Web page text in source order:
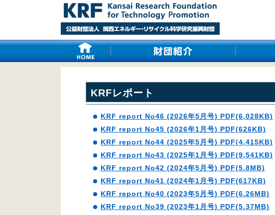
KRFレポート
KRF report No46 (2026年5月号) PDF(6,028KB)
KRF report No45 (2026年1月号) PDF(626KB)
KRF report No44 (2025年5月号) PDF(4,415KB)
KRF report No43 (2025年1月号) PDF(9,541KB)
KRF report No42 (2024年5月号) PDF(5.8MB)
KRF report No41 (2024年1月号) PDF(617KB)
KRF report No40 (2023年5月号) PDF(6.26MB)
KRF report No39 (2023年1月号) PDF(5.37MB)